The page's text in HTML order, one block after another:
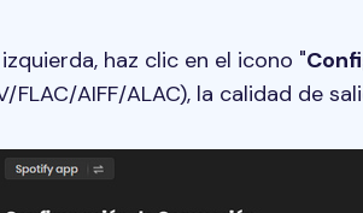
haz clic en el icono "
FLAC/AIFF/ALAC), la calidad de